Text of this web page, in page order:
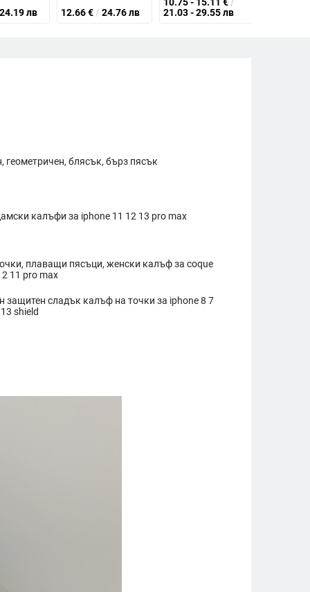
24.19 лв 12.66€ / 24.76 лв
21.03 - 29.55 лв
геометричен, блясък, бърз пясък
калъфи за iphone 11 12 13 pro max
плаващи пясъци, женски калъф за coque
11 pro max
защитен сладък калъф на точки за iphone 8 7
shield